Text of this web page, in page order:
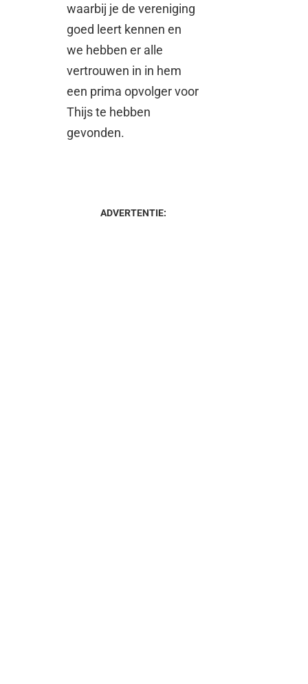
waarbij je de vereniging
goed leert kennen en
we hebben er alle
vertrouwen in in hem
een prima opvolger voor
Thijs te hebben
gevonden.
ADVERTENTIE: